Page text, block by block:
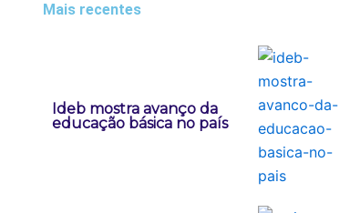
Mais recentes
Ideb mostra avanço da
educação básica no país